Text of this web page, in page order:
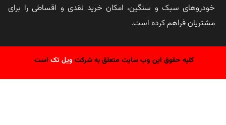
خودروهای سبک و سنگین، امکان خرید نقدی و اقساطی را برای
مشتریان فراهم کرده است.
کلیه حقوق این وب سایت متعلق به شرکت ویل تک است